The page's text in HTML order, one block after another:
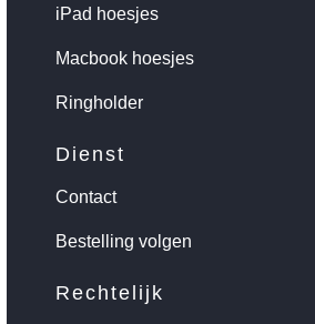
iPad hoesjes
Macbook hoesjes
Ringholder
Dienst
Contact
Bestelling volgen
Rechtelijk